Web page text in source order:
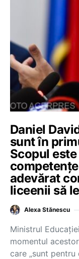
Daniel
sunt în
Scopul
adevărat
liceenii să
Alexa Stănescu
Ministrul
momentul
care „sunt